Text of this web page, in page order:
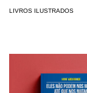
LIVROS ILUSTRADOS